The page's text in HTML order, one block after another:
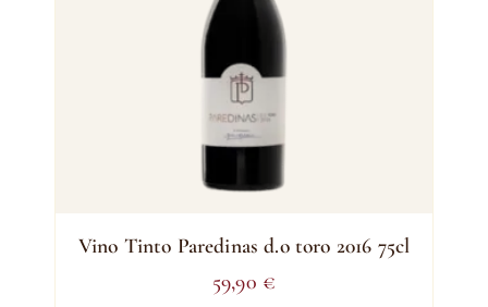
Vino Tinto Paredinas d.o toro 2016 75cl
59,90 €